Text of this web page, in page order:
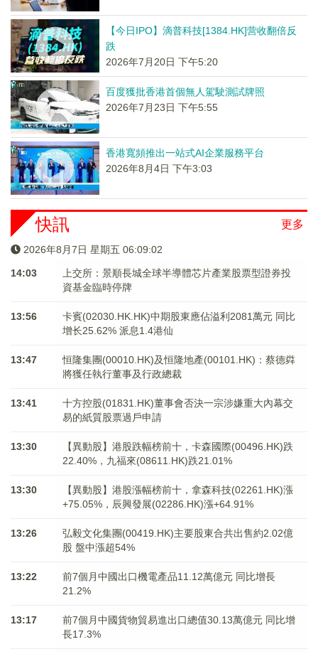
【今日IPO】滴普科技[1384.HK]营收翻倍反
跌
2026年7月20日 下午5:20
百度獲批香港首個無人駕駛測試牌照
2026年7月23日 下午5:55
香港寬頻推出一站式AI企業服務平台
2026年8月4日 下午3:03
更多
快訊
2026年8月7日 星期五 06:09:02
14:03
上交所：景順長城全球半導體芯片產業股票型證券投
資基金臨時停牌
13:56
卡賓(02030.HK.HK)中期股東應佔溢利2081萬元 同比
增长25.62% 派息1.4港仙
13:47
恒隆集團(00010.HK)及恒隆地產(00101.HK)：蔡德粦
將獲任執行董事及行政總裁
13:41
十方控股(01831.HK)董事會否決一宗涉嫌重大內幕交
易的紙質股票過戶申請
13:30
【異動股】港股跌幅榜前十，卡森國際(00496.HK)跌
22.40%，九福來(08611.HK)跌21.01%
13:30
【異動股】港股漲幅榜前十，拿森科技(02261.HK)漲
+75.05%，辰興發展(02286.HK)漲+64.91%
13:26
弘毅文化集團(00419.HK)主要股東合共出售約2.02億
股 盤中漲超54%
13:22
前7個月中國出口機電產品11.12萬億元 同比增長
21.2%
13:17
前7個月中國貨物貿易進出口總值30.13萬億元 同比增
長17.3%